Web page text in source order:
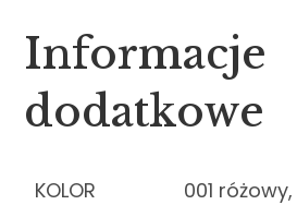
Informacje
dodatkowe
KOLOR
001